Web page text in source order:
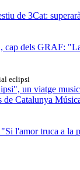
de 3Cat:
cap dels GRAF:
eclipsi
un viatge
de Catalunya
l'amor truca a la